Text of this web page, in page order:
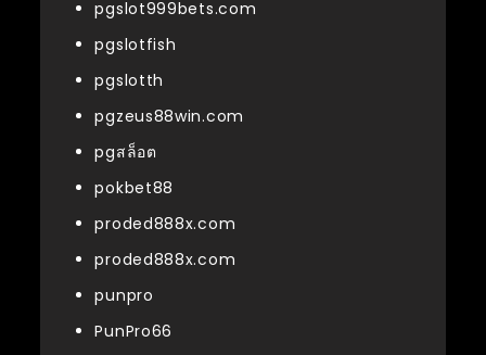
pgslot999bets.com
pgslotfish
pgslotth
pgzeus88win.com
pgสล็อต
pokbet88
proded888x.com
proded888x.com
punpro
PunPro66